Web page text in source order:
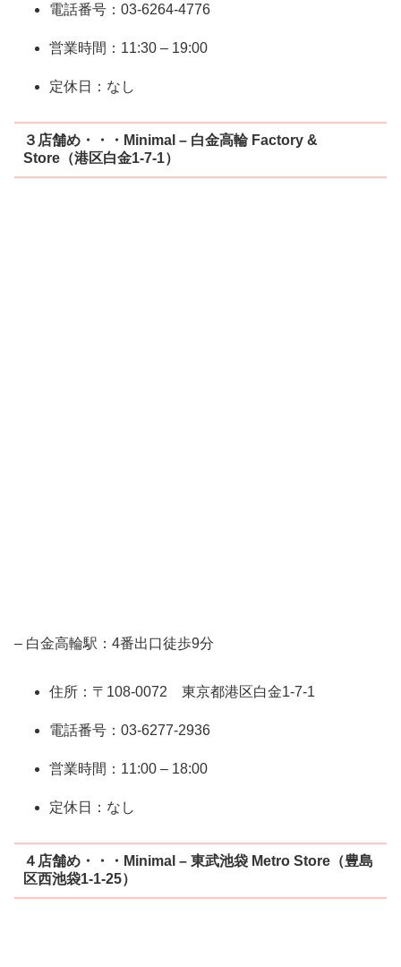
電話番号：03-6264-4776
営業時間：11:30 – 19:00
定休日：なし
３店舗め・・・Minimal – 白金高輪 Factory &
Store（港区白金1-7-1）
– 白金高輪駅：4番出口徒歩9分
住所：〒108-0072 東京都港区白金1-7-1
電話番号：03-6277-2936
営業時間：11:00 – 18:00
定休日：なし
４店舗め・・・Minimal – 東武池袋 Metro Store（豊島
区西池袋1-1-25）